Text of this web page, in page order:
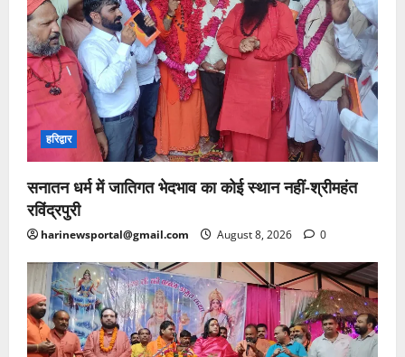
हरिद्वार
सनातन धर्म में जातिगत भेदभाव का कोई स्थान नहीं-श्रीमहंत
रविंद्रपुरी
harinewsportal@gmail.com August 8, 2026 0